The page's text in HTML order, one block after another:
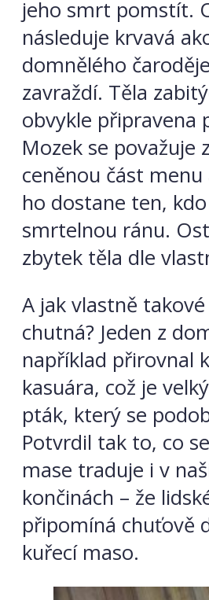
jeho smrt pomstít.
následuje krvavá
domnělého
zavraždí. Těla
obvykle připravena
Mozek se považuje
ceněnou část
ho dostane ten,
smrtelnou ránu.
zbytek těla dle
A jak vlastně
chutná? Jeden z
například přirovnal
kasuára, což je
pták, který se
Potvrdil tak to, co
mase traduje i v
končinách – že
připomíná chuťově
kuřecí maso.